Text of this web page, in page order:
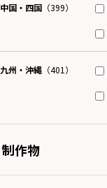
中国・四国 （399）
九州・沖縄 （401）
制作物